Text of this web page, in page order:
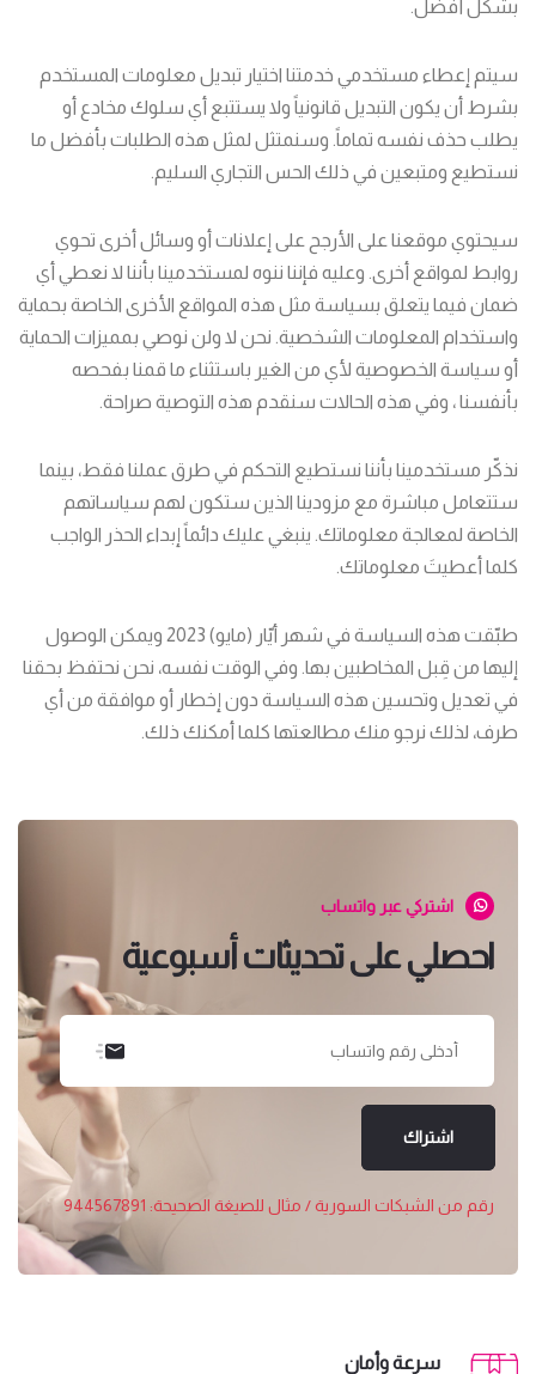
بشكل أفضل.
سيتم إعطاء مستخدمي خدمتنا اختيار تبديل معلومات المستخدم
بشرط أن يكون التبديل قانونياً ولا يستتبع أي سلوك مخادع أو
يطلب حذف نفسه تماماً. وسنمتثل لمثل هذه الطلبات بأفضل ما
نستطيع ومتبعين في ذلك الحس التجاري السليم.
سيحتوي موقعنا على الأرجح على إعلانات أو وسائل أخرى تحوي
روابط لمواقع أخرى. وعليه فإننا ننوه لمستخدمينا بأننا لا نعطي أي
ضمان فيما يتعلق بسياسة مثل هذه المواقع الأخرى الخاصة بحماية
واستخدام المعلومات الشخصية. نحن لا ولن نوصي بمميزات الحماية
أو سياسة الخصوصية لأي من الغير باستثناء ما قمنا بفحصه
بأنفسنا ، وفي هذه الحالات سنقدم هذه التوصية صراحة.
نذكّر مستخدمينا بأننا نستطيع التحكم في طرق عملنا فقط، بينما
ستتعامل مباشرة مع مزودينا الذين ستكون لهم سياساتهم
الخاصة لمعالجة معلوماتك. ينبغي عليك دائماً إبداء الحذر الواجب
كلما أعطيتَ معلوماتك.
طبّقت هذه السياسة في شهر أيّار (مايو) 2023 ويمكن الوصول
إليها من قِبل المخاطبين بها. وفي الوقت نفسه، نحن نحتفظ بحقنا
في تعديل وتحسين هذه السياسة دون إخطار أو موافقة من أي
طرف، لذلك نرجو منك مطالعتها كلما أمكنك ذلك.
اشتركي عبر واتساب
احصلي على تحديثات أسبوعية
اشتراك
رقم من الشبكات السورية / مثال للصيغة الصحيحة: 944567891
سرعة وأمان